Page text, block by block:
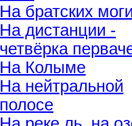
На братских
На дистанции -
четвёрка
На Колыме
На нейтральной
полосе